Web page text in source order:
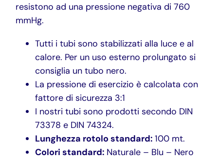
resistono ad una pressione negativa di 760
mmHg.
Tutti i tubi sono stabilizzati alla luce e al
calore. Per un uso esterno prolungato si
consiglia un tubo nero.
La pressione di esercizio è calcolata con
fattore di sicurezza 3:1
I nostri tubi sono prodotti secondo DIN
73378 e DIN 74324.
Lunghezza rotolo standard: 100 mt.
Colori standard: Naturale – Blu – Nero